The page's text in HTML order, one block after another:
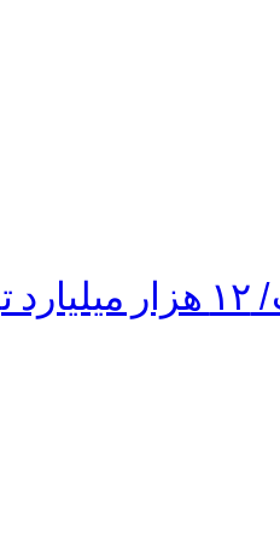
استقراض دولت برای خرید گندم و مخارج سلامت